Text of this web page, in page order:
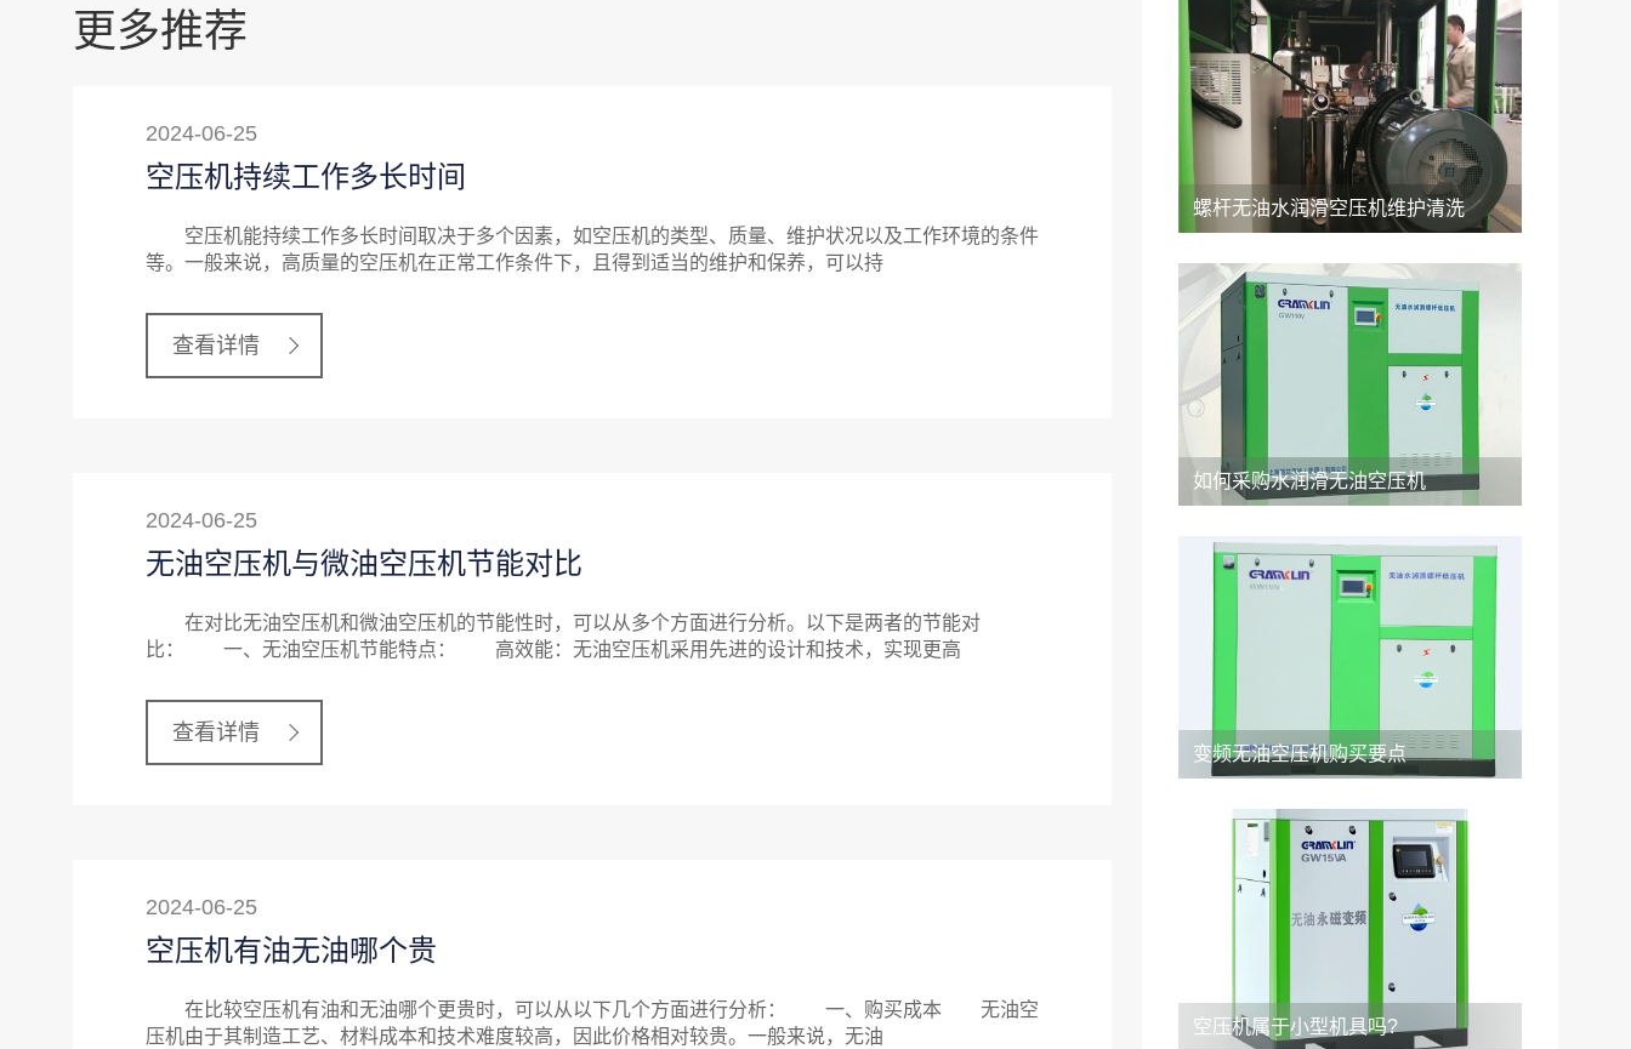
更多推荐
2024-06-25
空压机持续工作多长时间
空压机能持续工作多长时间取决于多个因素，如空压机的类型、质量、维护状况以及工作环境的条件
等。一般来说，高质量的空压机在正常工作条件下，且得到适当的维护和保养，可以持
查看详情
2024-06-25
无油空压机与微油空压机节能对比
在对比无油空压机和微油空压机的节能性时，可以从多个方面进行分析。以下是两者的节能对
比： 一、无油空压机节能特点： 高效能：无油空压机采用先进的设计和技术，实现更高
查看详情
2024-06-25
空压机有油无油哪个贵
在比较空压机有油和无油哪个更贵时，可以从以下几个方面进行分析： 一、购买成本 无油空
压机由于其制造工艺、材料成本和技术难度较高，因此价格相对较贵。一般来说，无油
螺杆无油水润滑空压机维护清洗
如何采购水润滑无油空压机
变频无油空压机购买要点
空压机属于小型机具吗?